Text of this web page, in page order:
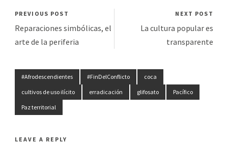
PREVIOUS POST
Reparaciones simbólicas, el
arte de la periferia
NEXT POST
La cultura popular es
transparente
#Afrodescendientes #FinDelConflicto
coca
cultivos de uso ilícito
erradicación glifosato
Pacífico
Paz territorial
LEAVE A REPLY